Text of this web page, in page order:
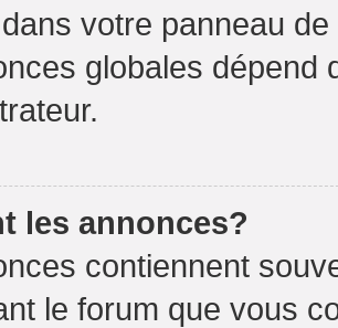
votre panneau
globales dépend
les annonces?
contiennent
le forum que vous